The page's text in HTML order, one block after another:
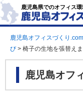
鹿児島県でのオフィス
鹿児島オフィスづくり.com
び > 椅子の生地を張替え
鹿児島オフ